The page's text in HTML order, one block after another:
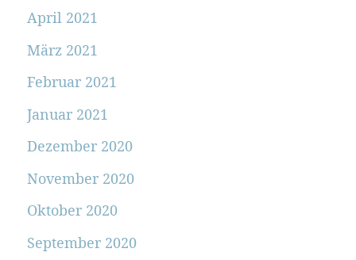
April 2021
März 2021
Februar 2021
Januar 2021
Dezember 2020
November 2020
Oktober 2020
September 2020